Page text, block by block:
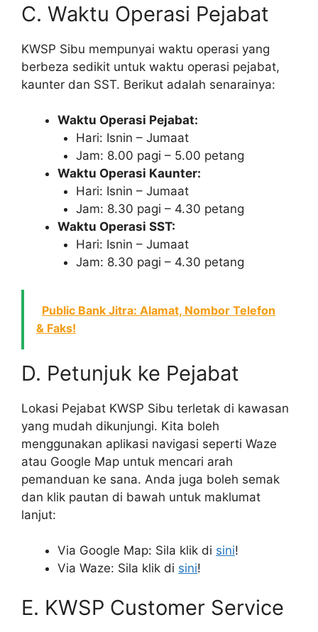
C. Waktu Operasi Pejabat
KWSP Sibu mempunyai waktu operasi yang
berbeza sedikit untuk waktu operasi pejabat,
kaunter dan SST. Berikut adalah senarainya:
Waktu Operasi Pejabat:
Hari: Isnin – Jumaat
Jam: 8.00 pagi – 5.00 petang
Waktu Operasi Kaunter:
Hari: Isnin – Jumaat
Jam: 8.30 pagi – 4.30 petang
Waktu Operasi SST:
Hari: Isnin – Jumaat
Jam: 8.30 pagi – 4.30 petang
Public Bank Jitra: Alamat, Nombor Telefon
& Faks!
D. Petunjuk ke Pejabat
Lokasi Pejabat KWSP Sibu terletak di kawasan
yang mudah dikunjungi. Kita boleh
menggunakan aplikasi navigasi seperti Waze
atau Google Map untuk mencari arah
pemanduan ke sana. Anda juga boleh semak
dan klik pautan di bawah untuk maklumat
lanjut:
Via Google Map: Sila klik di sini!
Via Waze: Sila klik di sini!
E. KWSP Customer Service